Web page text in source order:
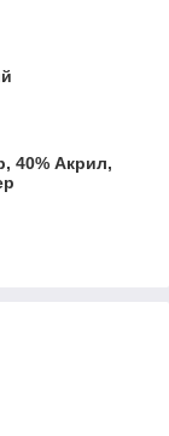
40% Акрил,